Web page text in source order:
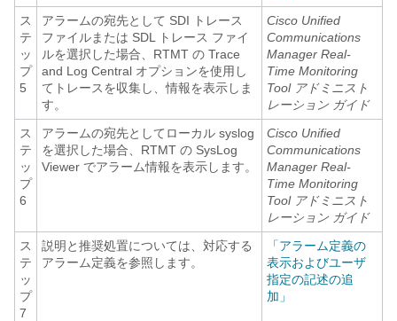
ス
テ
ッ
プ
5
アラームの宛先として SDI トレース
ファイルまたは SDL トレース ファイ
ルを選択した場合、RTMT の Trace
and Log Central オプションを使用し
てトレースを収集し、情報を表示しま
す。
Cisco Unified
Communications
Manager Real-
Time Monitoring
Tool アドミニスト
レーション ガイド
ス
テ
ッ
プ
6
アラームの宛先としてローカル syslog
を選択した場合、RTMT の SysLog
Viewer でアラーム情報を表示します。
Cisco Unified
Communications
Manager Real-
Time Monitoring
Tool アドミニスト
レーション ガイド
ス
テ
ッ
プ
7
説明と推奨処置については、対応する
アラーム定義を参照します。
「アラーム定義の
表示およびユーザ
指定の記述の追
加」